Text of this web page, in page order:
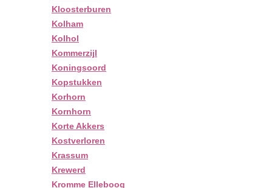
Kloosterburen
Kolham
Kolhol
Kommerzijl
Koningsoord
Kopstukken
Korhorn
Kornhorn
Korte Akkers
Kostverloren
Krassum
Krewerd
Kromme Elleboog